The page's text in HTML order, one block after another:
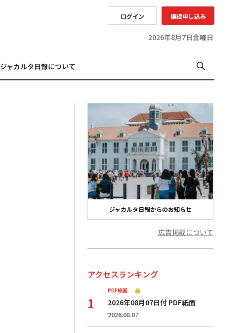
ログイン 購読申し込み
2026年8月7日金曜日
ジャカルタ日報について
ジャカルタ日報からのお知らせ
広告掲載について
アクセスランキング
PDF紙面
2026年08月07日付 PDF紙面
2026.08.07